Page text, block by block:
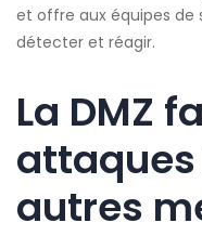
et offre aux équipes de
détecter et réagir.
La DMZ
attaques
autres